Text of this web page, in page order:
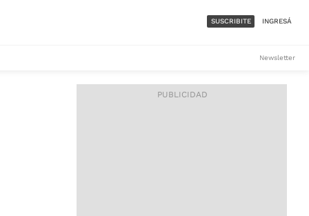
ACCESO FULL - $1.800/MES
SUSCRIBITE INGRESÁ
Newsletter